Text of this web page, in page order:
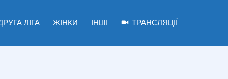
ЛІГА ЖІНКИ ІНШІ ТРАНСЛЯЦІЇ